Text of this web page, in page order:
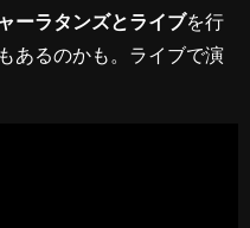
ーラタンズとライブを行
あるのかも。ライブで演